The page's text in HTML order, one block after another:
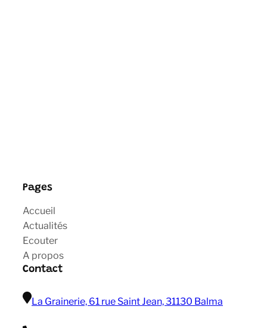
Pages
Accueil
Actualités
Ecouter
A propos
Contact
La Grainerie, 61 rue Saint Jean, 31130 Balma